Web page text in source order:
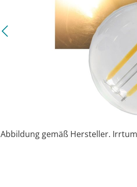
Abbildung gemäß Hersteller.